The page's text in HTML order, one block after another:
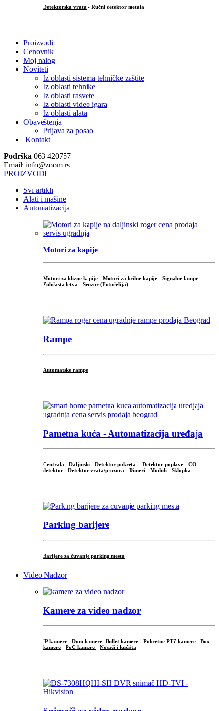
Detektorska vrata - Ručni detektor metala
Proizvodi
Cenovnik
Moj nalog
Noviteti
Iz oblasti sistema tehničke zaštite
Iz oblasti tehnike
Iz oblasti rasvete
Iz oblasti video igara
Iz oblasti alata
Obaveštenja
Prijava za posao
Kontakt
Podrška 063 420757
Email: info@zoom.rs
PROIZVODI
Svi artikli
Alati i mašine
Automatizacija
Motori za kapije
Motori za klizne kapije - Motori za krilne kapije - Signalne lampe -
Zubčasta letva - Senzor (Fotoćelija)
Rampe
Automatske rampe
Pametna kuća - Automatizacija uređaja
Centrala - Daljinski - Detektor pokreta - Detektor poplave - CO
detektor - Detektor vrata/prozora - Dimeri - Moduli - Sklopka
Parking barijere
Barijere za čuvanje parking mesta
Video Nadzor
Kamere za video nadzor
IP kamere - Dom kamere -Bullet kamere - Pokretne PTZ kamere - Box
kamere - PoC kamere - Nosači i kućišta